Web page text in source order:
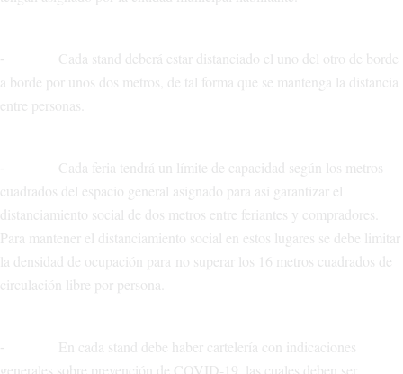
⁃ Cada stand deberá estar distanciado el uno del otro de borde
a borde por unos dos metros, de tal forma que se mantenga la distancia
entre personas.
⁃ Cada feria tendrá un límite de capacidad según los metros
cuadrados del espacio general asignado para así garantizar el
distanciamiento social de dos metros entre feriantes y compradores.
Para mantener el distanciamiento social en estos lugares se debe limitar
la densidad de ocupación para no superar los 16 metros cuadrados de
circulación libre por persona.
⁃ En cada stand debe haber cartelería con indicaciones
generales sobre prevención de COVID-19, las cuales deben ser